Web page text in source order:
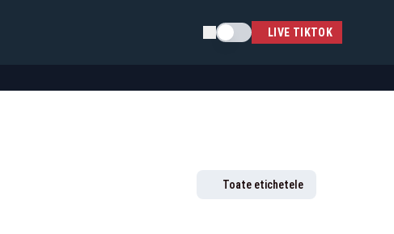
Schimba temaLIVE TIKTOK
Toate etichetele